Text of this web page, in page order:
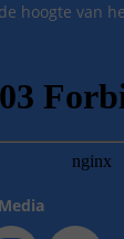
hoogte van